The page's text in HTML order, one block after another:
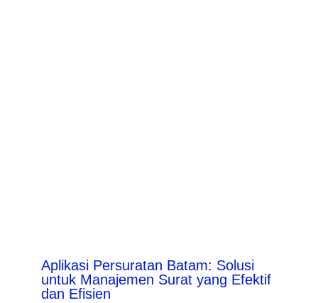
Aplikasi Persuratan Batam: Solusi
untuk Manajemen Surat yang Efektif
dan Efisien